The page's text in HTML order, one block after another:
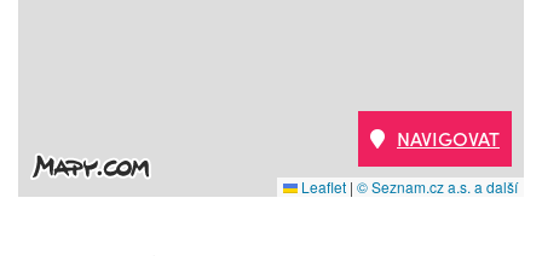
Leaflet | © Seznam.cz a.s. a další
NAVIGOVAT